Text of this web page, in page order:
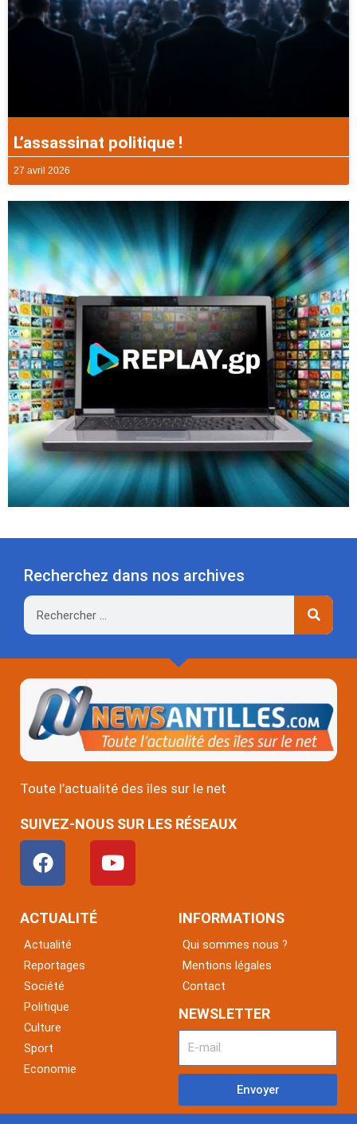
L’assassinat politique !
27 avril 2026
Recherchez dans nos archives
Rechercher
Toute l’actualité des îles sur le net
SUIVEZ-NOUS SUR LES RÉSEAUX
F
a
c
e
o
o
k
Y
o
u
ACTUALITÉ
Actualité
Reportages
Société
Politique
Culture
Sport
Economie
INFORMATIONS
Qui sommes nous ?
Mentions légales
Contact
NEWSLETTER
Envoyer